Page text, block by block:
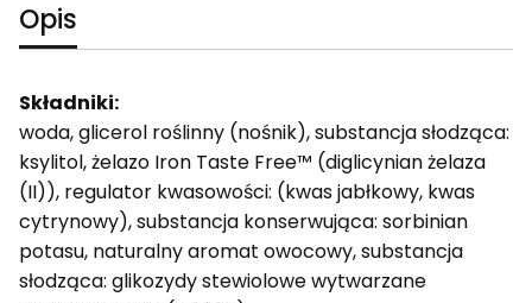
Opis
Składniki:
woda, glicerol roślinny (nośnik), substancja słodząca:
ksylitol, żelazo Iron Taste Free™ (diglicynian żelaza
(II)), regulator kwasowości: (kwas jabłkowy, kwas
cytrynowy), substancja konserwująca: sorbinian
potasu, naturalny aromat owocowy, substancja
słodząca: glikozydy stewiolowe wytwarzane